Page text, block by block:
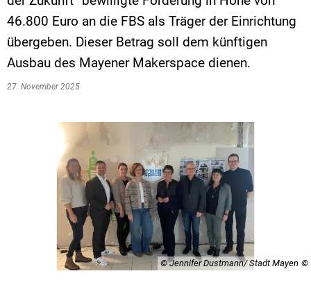
46.800 Euro an die FBS als Träger der Einrichtung
übergeben. Dieser Betrag soll dem künftigen
Ausbau des Mayener Makerspace dienen.
27. November 2025
© Jennifer Dustmann/ Stadt Mayen